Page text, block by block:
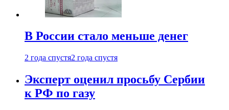
В России стало меньше денег
2 года спустя2 года спустя
Эксперт оценил просьбу Сербии
к РФ по газу